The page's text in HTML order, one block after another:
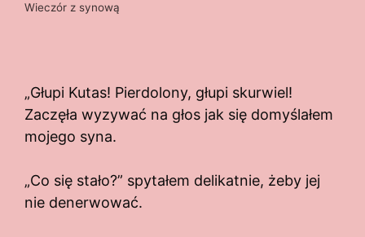
Wieczór z synową
„Głupi Kutas! Pierdolony, głupi skurwiel!
Zaczęła wyzywać na głos jak się domyślałem
mojego syna.
„Co się stało?” spytałem delikatnie, żeby jej
nie denerwować.